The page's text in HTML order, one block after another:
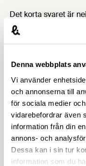
Denna webbplats
Vi använder
och annonserna till
för sociala medier
vidarebefordrar även
information från din
annons- och
Dessa kan i sin tur
information som du
Det korta svaret är
analysarbetet, ska
Därefter ska de
kom svenska
Problemet är att
företagens
företagen inom
med terminer och
över
inte alltid i offentliga